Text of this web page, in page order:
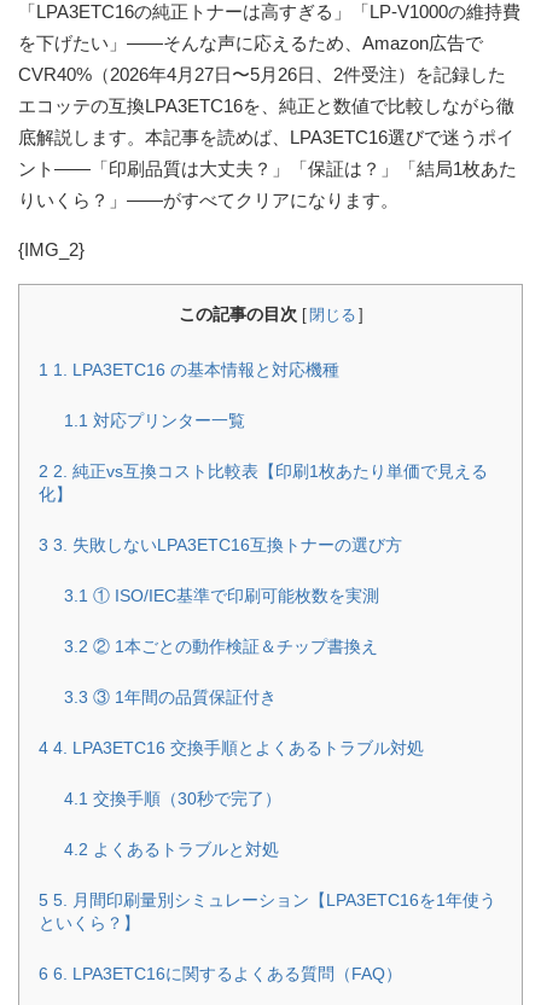
「LPA3ETC16の純正トナーは高すぎる」「LP-V1000の維持費
を下げたい」——そんな声に応えるため、Amazon広告で
CVR40%（2026年4月27日〜5月26日、2件受注）を記録した
エコッテの互換LPA3ETC16を、純正と数値で比較しながら徹
底解説します。本記事を読めば、LPA3ETC16選びで迷うポイ
ント——「印刷品質は大丈夫？」「保証は？」「結局1枚あた
りいくら？」——がすべてクリアになります。
{IMG_2}
この記事の目次 [ 閉じる ]
1 1. LPA3ETC16 の基本情報と対応機種
1.1 対応プリンター一覧
2 2. 純正vs互換コスト比較表【印刷1枚あたり単価で見える
化】
3 3. 失敗しないLPA3ETC16互換トナーの選び方
3.1 ① ISO/IEC基準で印刷可能枚数を実測
3.2 ② 1本ごとの動作検証＆チップ書換え
3.3 ③ 1年間の品質保証付き
4 4. LPA3ETC16 交換手順とよくあるトラブル対処
4.1 交換手順（30秒で完了）
4.2 よくあるトラブルと対処
5 5. 月間印刷量別シミュレーション【LPA3ETC16を1年使う
といくら？】
6 6. LPA3ETC16に関するよくある質問（FAQ）